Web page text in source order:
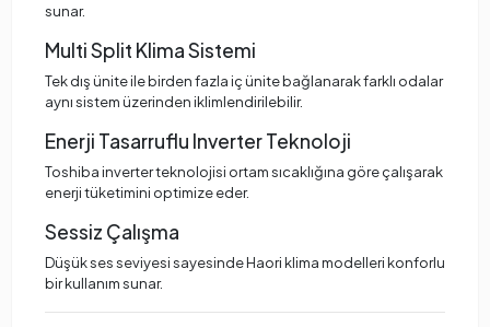
sunar.
Multi Split Klima Sistemi
Tek dış ünite ile birden fazla iç ünite bağlanarak farklı odalar
aynı sistem üzerinden iklimlendirilebilir.
Enerji Tasarruflu Inverter Teknoloji
Toshiba inverter teknolojisi ortam sıcaklığına göre çalışarak
enerji tüketimini optimize eder.
Sessiz Çalışma
Düşük ses seviyesi sayesinde Haori klima modelleri konforlu
bir kullanım sunar.